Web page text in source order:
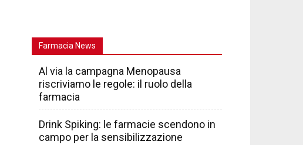
Farmacia News
Al via la campagna Menopausa
riscriviamo le regole: il ruolo della
farmacia
Drink Spiking: le farmacie scendono in
campo per la sensibilizzazione